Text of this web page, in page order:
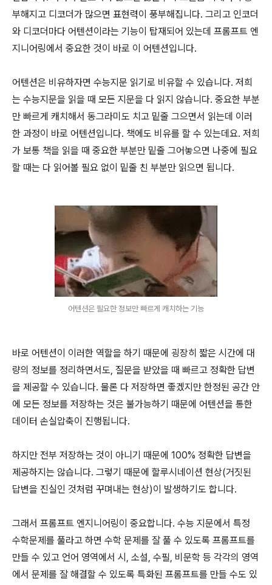
부해지고 디코더가 많으면 표현력이 풍부해집니다. 그리고 인코더
와 디코더마다 어텐션이라는 기능이 탑재되어 있는데 프롬프트 엔
지니어링에서 중요한 것이 바로 이 어텐션입니다.
어텐션은 비유하자면 수능지문 읽기로 비유할 수 있습니다. 저희
는 수능지문을 읽을 때 모든 지문을 다 읽지 않습니다. 중요한 부분
만 빠르게 캐치해서 동그라미도 치고 밑줄 그으면서 읽는데 이러
한 과정이 바로 어텐션입니다. 책에도 비유를 할 수 있는데요. 저희
가 보통 책을 읽을 때 중요한 부분만 밑줄 그어놓으면 나중에 필요
할 때는 다 읽어볼 필요 없이 밑줄 친 부분만 읽으면 됩니다.
어텐션은 필요한 정보만 빠르게 캐치하는 기능
바로 어텐션이 이러한 역할을 하기 때문에 굉장히 짧은 시간에 대
량의 정보를 정리하면서도, 질문을 받았을 때 빠르고 정확한 답변
을 제공할 수 있습니다. 물론 다 저장하면 좋겠지만 한정된 공간 안
에 모든 정보를 저장하는 것은 불가능하기 때문에 어텐션을 통한
데이터 손실압축이 진행됩니다.
하지만 전부 저장하는 것이 아니기 때문에 100% 정확한 답변을
제공하지는 않습니다. 그렇기 때문에 할루시네이션 현상(거짓된
답변을 진실인 것처럼 꾸며내는 현상)이 발생하기도 합니다.
그래서 프롬프트 엔지니어링이 중요합니다. 수능 지문에서 특정
수학문제를 풀라고 하면 수학 문제를 잘 풀 수 있도록 프롬프트를
만들 수 있고 언어 영역에서 시, 소설, 수필, 비문학 등 각각의 영역
에서 문제를 잘 해결할 수 있도록 특화된 프롬프트를 만들 수도 있